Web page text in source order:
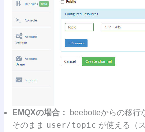
EMQXの場合：
beebotteからの移行
そのまま user/topic が使える（